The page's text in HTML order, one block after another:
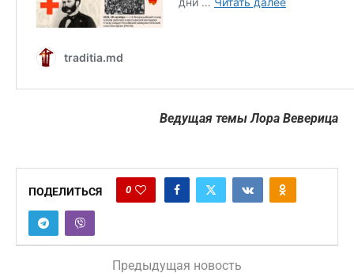
Ведущая темы Лора Веверица
ПОДЕЛИТЬСЯ 0
Предыдущая новость